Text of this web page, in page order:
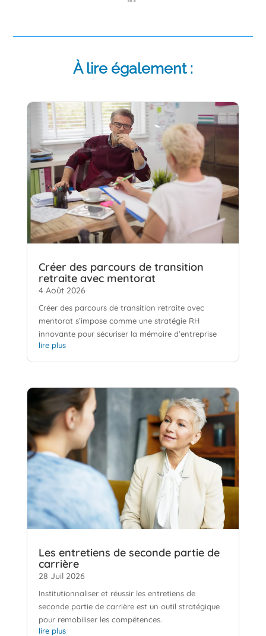
À lire également :
Créer des parcours de transition
retraite avec mentorat
4 Août 2026
Créer des parcours de transition retraite avec
mentorat s’impose comme une stratégie RH
innovante pour sécuriser la mémoire d’entreprise
lire plus
Les entretiens de seconde partie de
carrière
28 Juil 2026
Institutionnaliser et réussir les entretiens de
seconde partie de carrière est un outil stratégique
pour remobiliser les compétences.
lire plus